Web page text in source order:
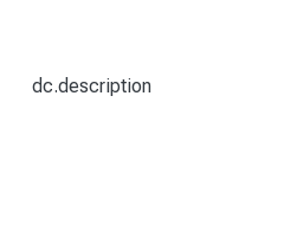
dc.description